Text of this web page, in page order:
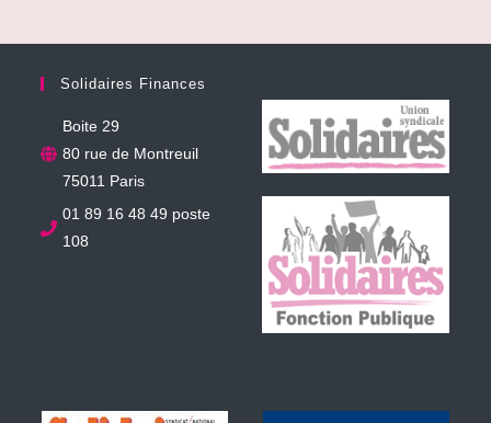
Solidaires Finances
Boite 29
80 rue de Montreuil
75011 Paris
01 89 16 48 49 poste
108